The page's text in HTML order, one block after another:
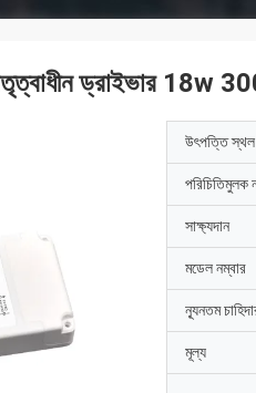
নেতৃত্বাধীন ড্রাইভার
উৎপত্তি স্থল
পরিচিতিমুলক
সাক্ষ্যদান
মডেল নম্বার
ন্যূনতম
মূল্য